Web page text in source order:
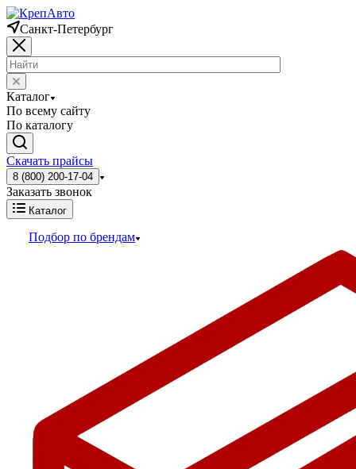
Санкт-Петербург
Каталог
По всему сайту
По каталогу
Скачать прайсы
8 (800) 200-17-04
Заказать звонок
Каталог
Подбор по брендам